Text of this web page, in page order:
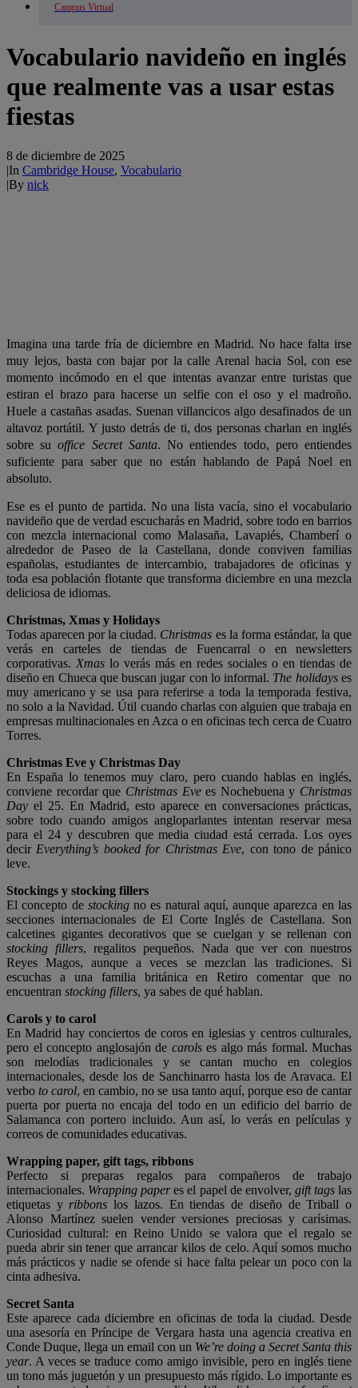
Campus Virtual
Vocabulario navideño en inglés
que realmente vas a usar estas
fiestas
8 de diciembre de 2025
|In Cambridge House, Vocabulario
|By nick
Imagina una tarde fría de diciembre en Madrid. No hace falta irse
muy lejos, basta con bajar por la calle Arenal hacia Sol, con ese
momento incómodo en el que intentas avanzar entre turistas que
estiran el brazo para hacerse un selfie con el oso y el madroño.
Huele a castañas asadas. Suenan villancicos algo desafinados de un
altavoz portátil. Y justo detrás de ti, dos personas charlan en inglés
sobre suoffice Secret Santa. No entiendes todo, pero entiendes
suficiente para saber que no están hablando de Papá Noel en
absoluto.
Ese es el punto de partida. No una lista vacía, sino el vocabulario
navideño que de verdad escucharás en Madrid, sobre todo en barrios
con mezcla internacional como Malasaña, Lavapiés, Chamberí o
alrededor de Paseo de la Castellana, donde conviven familias
españolas, estudiantes de intercambio, trabajadores de oficinas y
toda esa población flotante que transforma diciembre en una mezcla
deliciosa de idiomas.
Christmas, Xmas y Holidays
Todas aparecen por la ciudad. Christmas es la forma estándar, la que
verás en carteles de tiendas de Fuencarral o en newsletters
corporativas.Xmas lo verás más en redes sociales o en tiendas de
diseño en Chueca que buscan jugar con lo informal. The holidayses
muy americano y se usa para referirse a toda la temporada festiva,
no solo a la Navidad. Útil cuando charlas con alguien que trabaja en
empresas multinacionales en Azca o en oficinas tech cerca de Cuatro
Torres.
Christmas Eve y Christmas Day
En España lo tenemos muy claro, pero cuando hablas en inglés,
conviene recordar que Christmas Evees Nochebuena y Christmas
Day el 25. En Madrid, esto aparece en conversaciones prácticas,
sobre todo cuando amigos angloparlantes intentan reservar mesa
para el 24 y descubren que media ciudad está cerrada. Los oyes
decirEverything’s booked for Christmas Eve, con tono de pánico
leve.
Stockings y stocking fillers
El concepto de stockingno es natural aquí, aunque aparezca en las
secciones internacionales de El Corte Inglés de Castellana. Son
calcetines gigantes decorativos que se cuelgan y se rellenan con
stocking fillers, regalitos pequeños. Nada que ver con nuestros
Reyes Magos, aunque a veces se mezclan las tradiciones. Si
escuchas a una familia británica en Retiro comentar que no
encuentran stocking fillers, ya sabes de qué hablan.
Carols y to carol
En Madrid hay conciertos de coros en iglesias y centros culturales,
pero el concepto anglosajón de carolses algo más formal. Muchas
son melodías tradicionales y se cantan mucho en colegios
internacionales, desde los de Sanchinarro hasta los de Aravaca. El
verboto carol, en cambio, no se usa tanto aquí, porque eso de cantar
puerta por puerta no encaja del todo en un edificio del barrio de
Salamanca con portero incluido. Aun así, lo verás en películas y
correos de comunidades educativas.
Wrapping paper, gift tags, ribbons
Perfecto si preparas regalos para compañeros de trabajo
internacionales. Wrapping paperes el papel de envolver, gift tagslas
etiquetas yribbons los lazos. En tiendas de diseño de Triball o
Alonso Martínez suelen vender versiones preciosas y carísimas.
Curiosidad cultural: en Reino Unido se valora que el regalo se
pueda abrir sin tener que arrancar kilos de celo. Aquí somos mucho
más prácticos y nadie se ofende si hace falta pelear un poco con la
cinta adhesiva.
Secret Santa
Este aparece cada diciembre en oficinas de toda la ciudad. Desde
una asesoría en Príncipe de Vergara hasta una agencia creativa en
Conde Duque, llega un email con un We’re doing a Secret Santa this
year. A veces se traduce como amigo invisible, pero en inglés tiene
un tono más juguetón y un presupuesto más rígido. Lo importante es